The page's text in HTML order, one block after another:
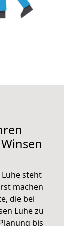
steht
machen
die bei
Luhe zu
bis